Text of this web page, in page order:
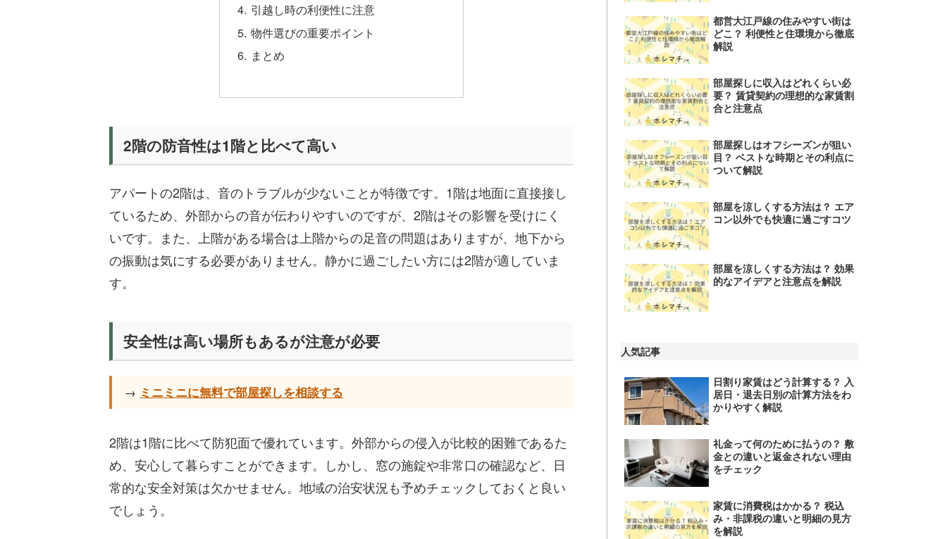
引越し時の利便性に注意
物件選びの重要ポイント
まとめ
2階の防音性は1階と比べて高い
アパートの2階は、音のトラブルが少ないことが特徴です。1階は地面に直接接し
ているため、外部からの音が伝わりやすいのですが、2階はその影響を受けにく
いです。また、上階がある場合は上階からの足音の問題はありますが、地下から
の振動は気にする必要がありません。静かに過ごしたい方には2階が適していま
す。
安全性は高い場所もあるが注意が必要
→ ミニミニに無料で部屋探しを相談する
2階は1階に比べて防犯面で優れています。外部からの侵入が比較的困難であるた
め、安心して暮らすことができます。しかし、窓の施錠や非常口の確認など、日
常的な安全対策は欠かせません。地域の治安状況も予めチェックしておくと良い
でしょう。
都営大江戸線の住みやすい街は
どこ？ 利便性と住環境から徹底
解説
部屋探しに収入はどれくらい必
要？ 賃貸契約の理想的な家賃割
合と注意点
部屋探しはオフシーズンが狙い
目？ ベストな時期とその利点に
ついて解説
部屋を涼しくする方法は？ エア
コン以外でも快適に過ごすコツ
部屋を涼しくする方法は？ 効果
的なアイデアと注意点を解説
人気記事
日割り家賃はどう計算する？ 入
居日・退去日別の計算方法をわ
かりやすく解説
礼金って何のために払うの？ 敷
金との違いと返金されない理由
をチェック
家賃に消費税はかかる？ 税込
み・非課税の違いと明細の見方
を解説